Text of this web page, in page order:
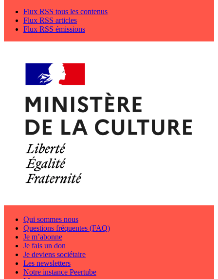
Flux RSS tous les contenus
Flux RSS articles
Flux RSS émissions
Qui sommes nous
Questions fréquentes (FAQ)
Je m’abonne
Je fais un don
Je deviens sociétaire
Les newsletters
Notre instance Peertube